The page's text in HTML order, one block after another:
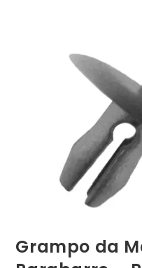
Grampo da